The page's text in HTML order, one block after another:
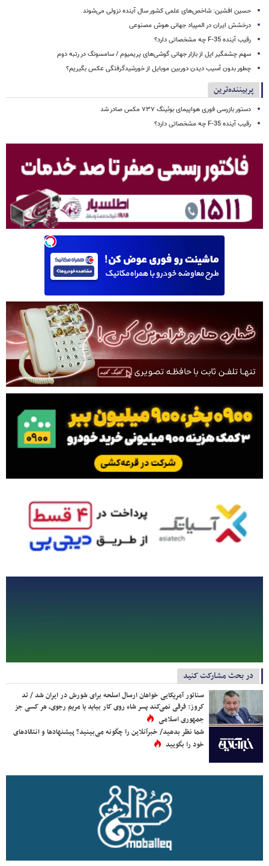
حسین افشین: شاخص‌های علمی کشور سال آینده نزولی می‌شوند
درخشش ایران در المپیاد جهانی هوش مصنوعی
رقیب آینده F-35 چه مشخصاتی دارد؟
سهم چشمگیر اپل از بازار جهانی گوشی‌های پریمیوم / سامسونگ در رتبه دوم
چطور بدون آسیب دیدن دوربین موبایل از خورشیدگرفتگی عکس بگیریم؟
پربیننده‌ترین
دستور بازرسی فوری هواپیمای بوئینگ ۷۳۷ مکس صادر شد
رقیب آینده F-35 چه مشخصاتی دارد؟
در بحث مشارکت کنید
سناتور آمریکایی خواهان ارسال اسلحه برای شورش در ایران شد / تد
کروز: فرقی نمی‌کند پسر شاه روی کار بیاید یا مریم رجوی، هر کسی جز
جمهوری اسلامی
شما نظر بدهید/ خبرآنلاین را چگونه می‌بینید؟ پیشنهادها و انتقادهای
خود را بگویید